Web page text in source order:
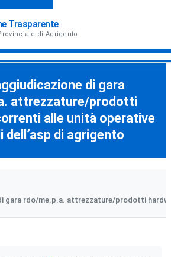
Trasparente
di Agrigento
di gara
attrezzature/prodotti
alle unità operative
dell’asp di agrigento
gara rdo/me.p.a. attrezzature/prodotti